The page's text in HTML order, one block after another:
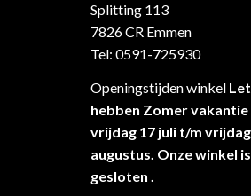
Splitting 113
7826 CR Emmen
Tel: 0591-725930
Openingstijden winkel
hebben Zomer vakantie
vrijdag 17 juli t/m
augustus. Onze winkel
gesloten .